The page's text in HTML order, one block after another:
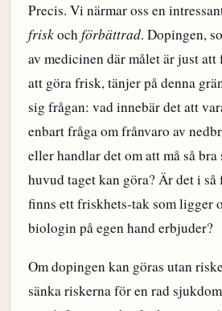
Precis. Vi närmar oss en
friskochförbättrad. Dopingen,
av medicinen där målet är just att
att göra frisk, tänjer på denna
sig frågan: vad innebär det att
enbart fråga om frånvaro av
eller handlar det om att må så bra
huvud taget kan göra? Är det i
finns ett friskhets-tak som ligger
biologin på egen hand erbjuder?
Om dopingen kan göras utan
sänka riskerna för en rad